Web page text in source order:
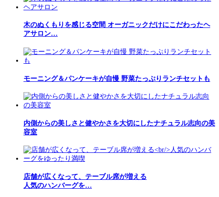
木のぬくもりを感じる空間 オーガニックだけにこだわったヘ
アサロン…
モーニング＆パンケーキが自慢 野菜たっぷりランチセットも
内側からの美しさと健やかさを大切にしたナチュラル志向の美
容室
店舗が広くなって、テーブル席が増える
人気のハンバーグを…